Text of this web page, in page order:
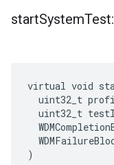
startSystem
virtual void
uint32_t
uint32_t
)